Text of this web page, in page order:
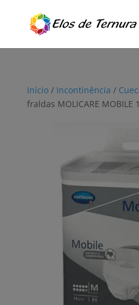
Início/ Incontinência /
fraldas MOLICARE MOBILE